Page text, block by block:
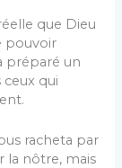
que Dieu
pouvoir
préparé un
qui
racheta par
la nôtre, mais